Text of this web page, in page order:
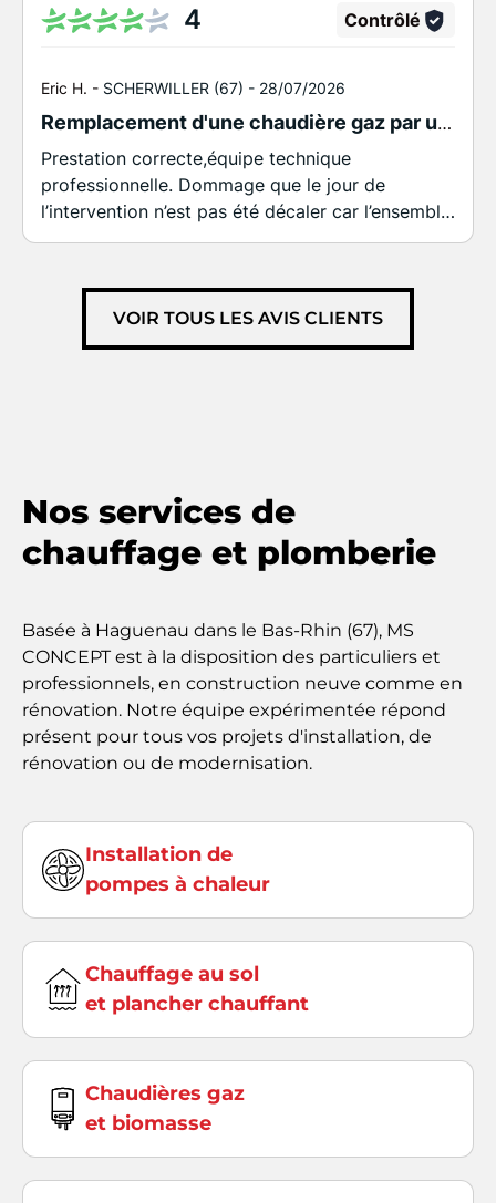
4 Contrôlé
Eric H. - SCHERWILLER (67) - 28/07/2026
Remplacement d'une chaudière gaz par une PAC air/eau de marque Viessmann.
Prestation correcte,équipe technique
professionnelle. Dommage que le jour de
l’intervention n’est pas été décaler car l’ensemble
des pièces n’était pas disponible,obligation de
decaler le rdv initial. Malgré cela je recommande
cette société.VOIR TOUS LES AVIS CLIENTS
Nos services de
chauffage et plomberie
Basée à Haguenau dans le Bas-Rhin (67), MS
CONCEPT est à la disposition des particuliers et
professionnels, en construction neuve comme en
rénovation. Notre équipe expérimentée répond
présent pour tous vos projets d'installation, de
rénovation ou de modernisation.
Installation de
pompes à chaleur
Chauffage au sol
et plancher chauffant
Chaudières gaz
et biomasse